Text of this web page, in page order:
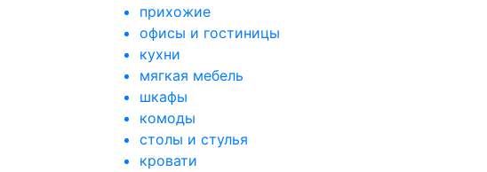
прихожие
офисы и гостиницы
кухни
мягкая мебель
шкафы
комоды
столы и стулья
кровати